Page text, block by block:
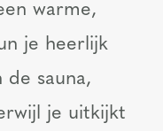
warme,
je heerlijk
de sauna,
je uitkijkt